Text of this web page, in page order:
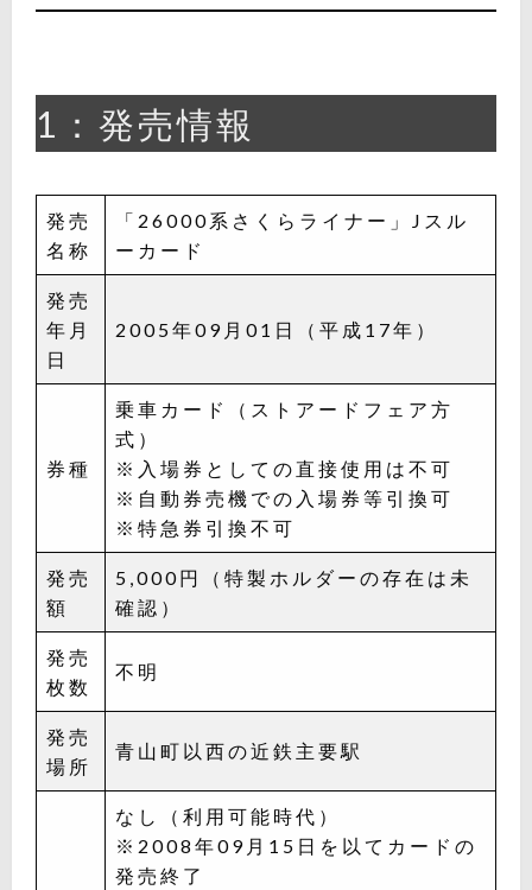
1：発売情報
発売
名称
「26000系さくらライナー」Jスル
ーカード
発売
年月
日
2005年09月01日（平成17年）
券種
乗車カード（ストアードフェア方
式）
※入場券としての直接使用は不可
※自動券売機での入場券等引換可
※特急券引換不可
発売
額
5,000円（特製ホルダーの存在は未
確認）
発売
枚数
不明
発売
場所
青山町以西の近鉄主要駅
なし（利用可能時代）
※2008年09月15日を以てカードの
発売終了